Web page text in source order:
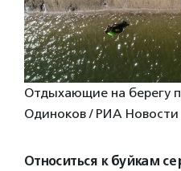
Отдыхающие на берегу
Одиноков / РИА Новости
Относиться к буйкам